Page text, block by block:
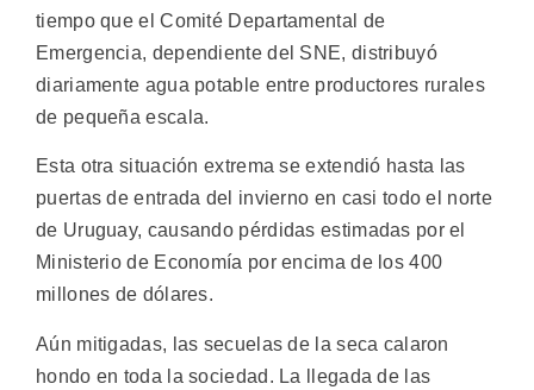
tiempo que el Comité Departamental de
Emergencia, dependiente del SNE, distribuyó
diariamente agua potable entre productores rurales
de pequeña escala.
Esta otra situación extrema se extendió hasta las
puertas de entrada del invierno en casi todo el norte
de Uruguay, causando pérdidas estimadas por el
Ministerio de Economía por encima de los 400
millones de dólares.
Aún mitigadas, las secuelas de la seca calaron
hondo en toda la sociedad. La llegada de las